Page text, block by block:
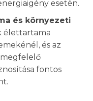
esetén.
és környezeti
élettartama
és az
fontos